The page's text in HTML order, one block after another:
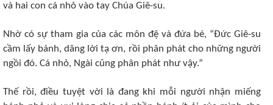
và hai con cá nhỏ vào tay Chúa Giê-su.
Nhờ có sự tham gia của các môn đệ và đứa bé, “Đức Giê-su
cầm lấy bánh, dâng lời tạ ơn, rồi phân phát cho những người
ngồi đó. Cá nhỏ, Ngài cũng phân phát như vậy.”
Thế rồi, điều tuyệt vời là đang khi mỗi người nhận miếng